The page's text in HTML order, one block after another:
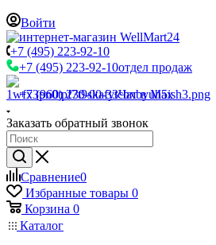
Войти
+7 (495) 223-92-10
+7 (495) 223-92-10отдел продаж
+7 (960) 230-00-33Чат в Max
Заказать обратный звонок
Сравнение0
Избранные товары 0
Корзина 0
Каталог